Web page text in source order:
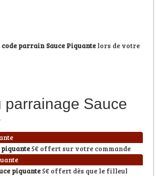
code parrain Sauce Piquante lors de votre
parrainage Sauce
piquante5€ offert sur votre commande
piquante5€ offert dès que le filleul